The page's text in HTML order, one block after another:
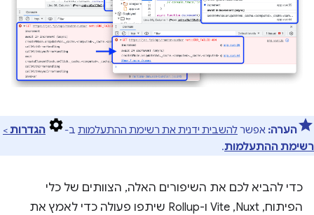
הערה: אפשרלהשבית ידנית את רשימת ההתעלמות ב- הגדרות>
רשימת ההתעלמות.
כדי להביא לכם את השיפורים האלה, הצוותים של כלי
הפיתוח, Nuxt,‏ Vite ו-Rollup שיתפו פעולה כדי לאמץ את